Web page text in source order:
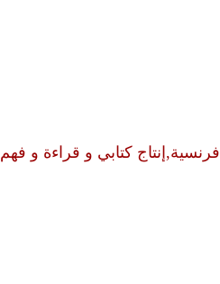
كتابي و قراءة و فهم